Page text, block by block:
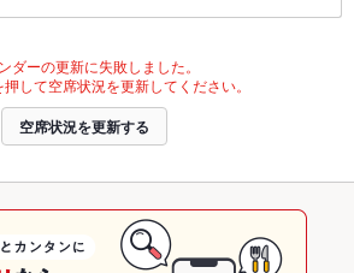
ダーの更新に失敗しました。
して空席状況を更新してください。
空席状況を更新する